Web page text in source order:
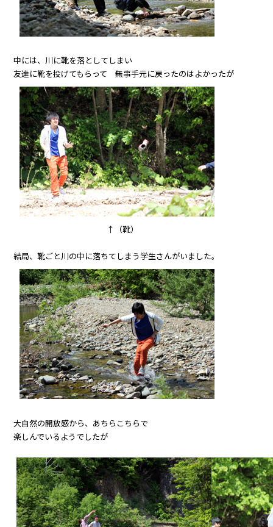
中には、川に靴を落としてしまい
友達に靴を投げてもらって 無事手元に戻ったのはよかったが
↑（靴）
結局、靴ごと川の中に落ちてしまう学生さんがいました。
大自然の開放感から、あちらこちらで
楽しんでいるようでしたが